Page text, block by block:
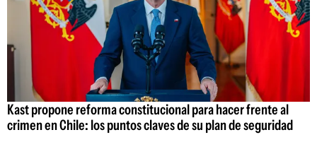
Kast propone reforma constitucional para hacer frente al
crimen en Chile: los puntos claves de su plan de seguridad